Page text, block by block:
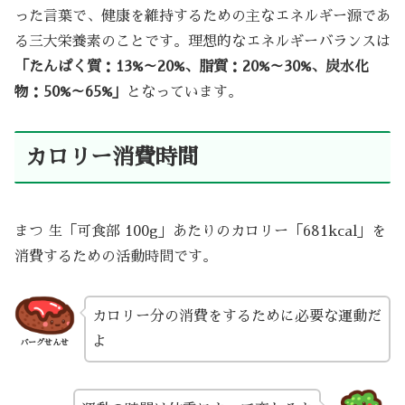
った言葉で、健康を維持するための主なエネルギー源であ
る三大栄養素のことです。理想的なエネルギーバランスは
「たんぱく質：13%～20%、脂質：20%～30%、炭水化
物：50%～65%」
となっています。
カロリー消費時間
まつ 生「可食部 100g」あたりのカロリー「681kcal」を
消費するための活動時間です。
バーグせんせ
カロリー分の消費をするために必要な運動だ
よ